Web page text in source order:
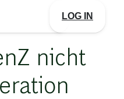
LOG IN
nicht